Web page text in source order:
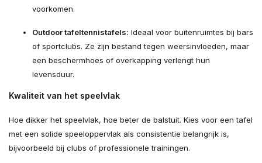
voorkomen.
Outdoor tafeltennistafels: Ideaal voor buitenruimtes bij bars
of sportclubs. Ze zijn bestand tegen weersinvloeden, maar
een beschermhoes of overkapping verlengt hun
levensduur.
Kwaliteit van het speelvlak
Hoe dikker het speelvlak, hoe beter de balstuit. Kies voor een tafel
met een solide speeloppervlak als consistentie belangrijk is,
bijvoorbeeld bij clubs of professionele trainingen.